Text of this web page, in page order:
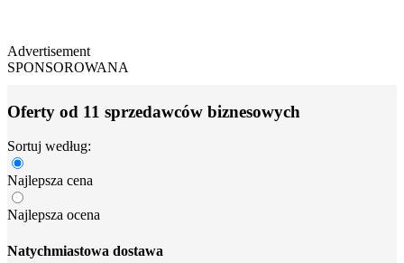
Advertisement
SPONSOROWANA
Oferty od 11 sprzedawców biznesowych
Sortuj według:
Najlepsza cena
Najlepsza ocena
Natychmiastowa dostawa